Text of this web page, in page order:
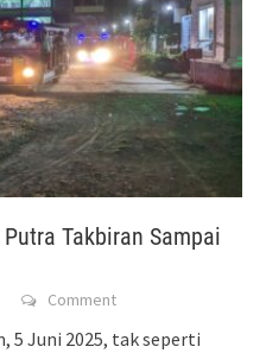
Takbiran Sampai
Comment
5 Juni 2025, tak seperti